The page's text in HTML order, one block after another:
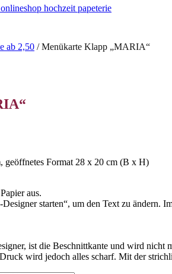
ab 2,50 / Menükarte Klapp „MARIA“
geöffnetes Format 28 x 20 cm (B x H)
aus.
starten“, um den Text zu ändern.
ist die Beschnittkante und wird nicht
wird jedoch alles scharf. Mit der